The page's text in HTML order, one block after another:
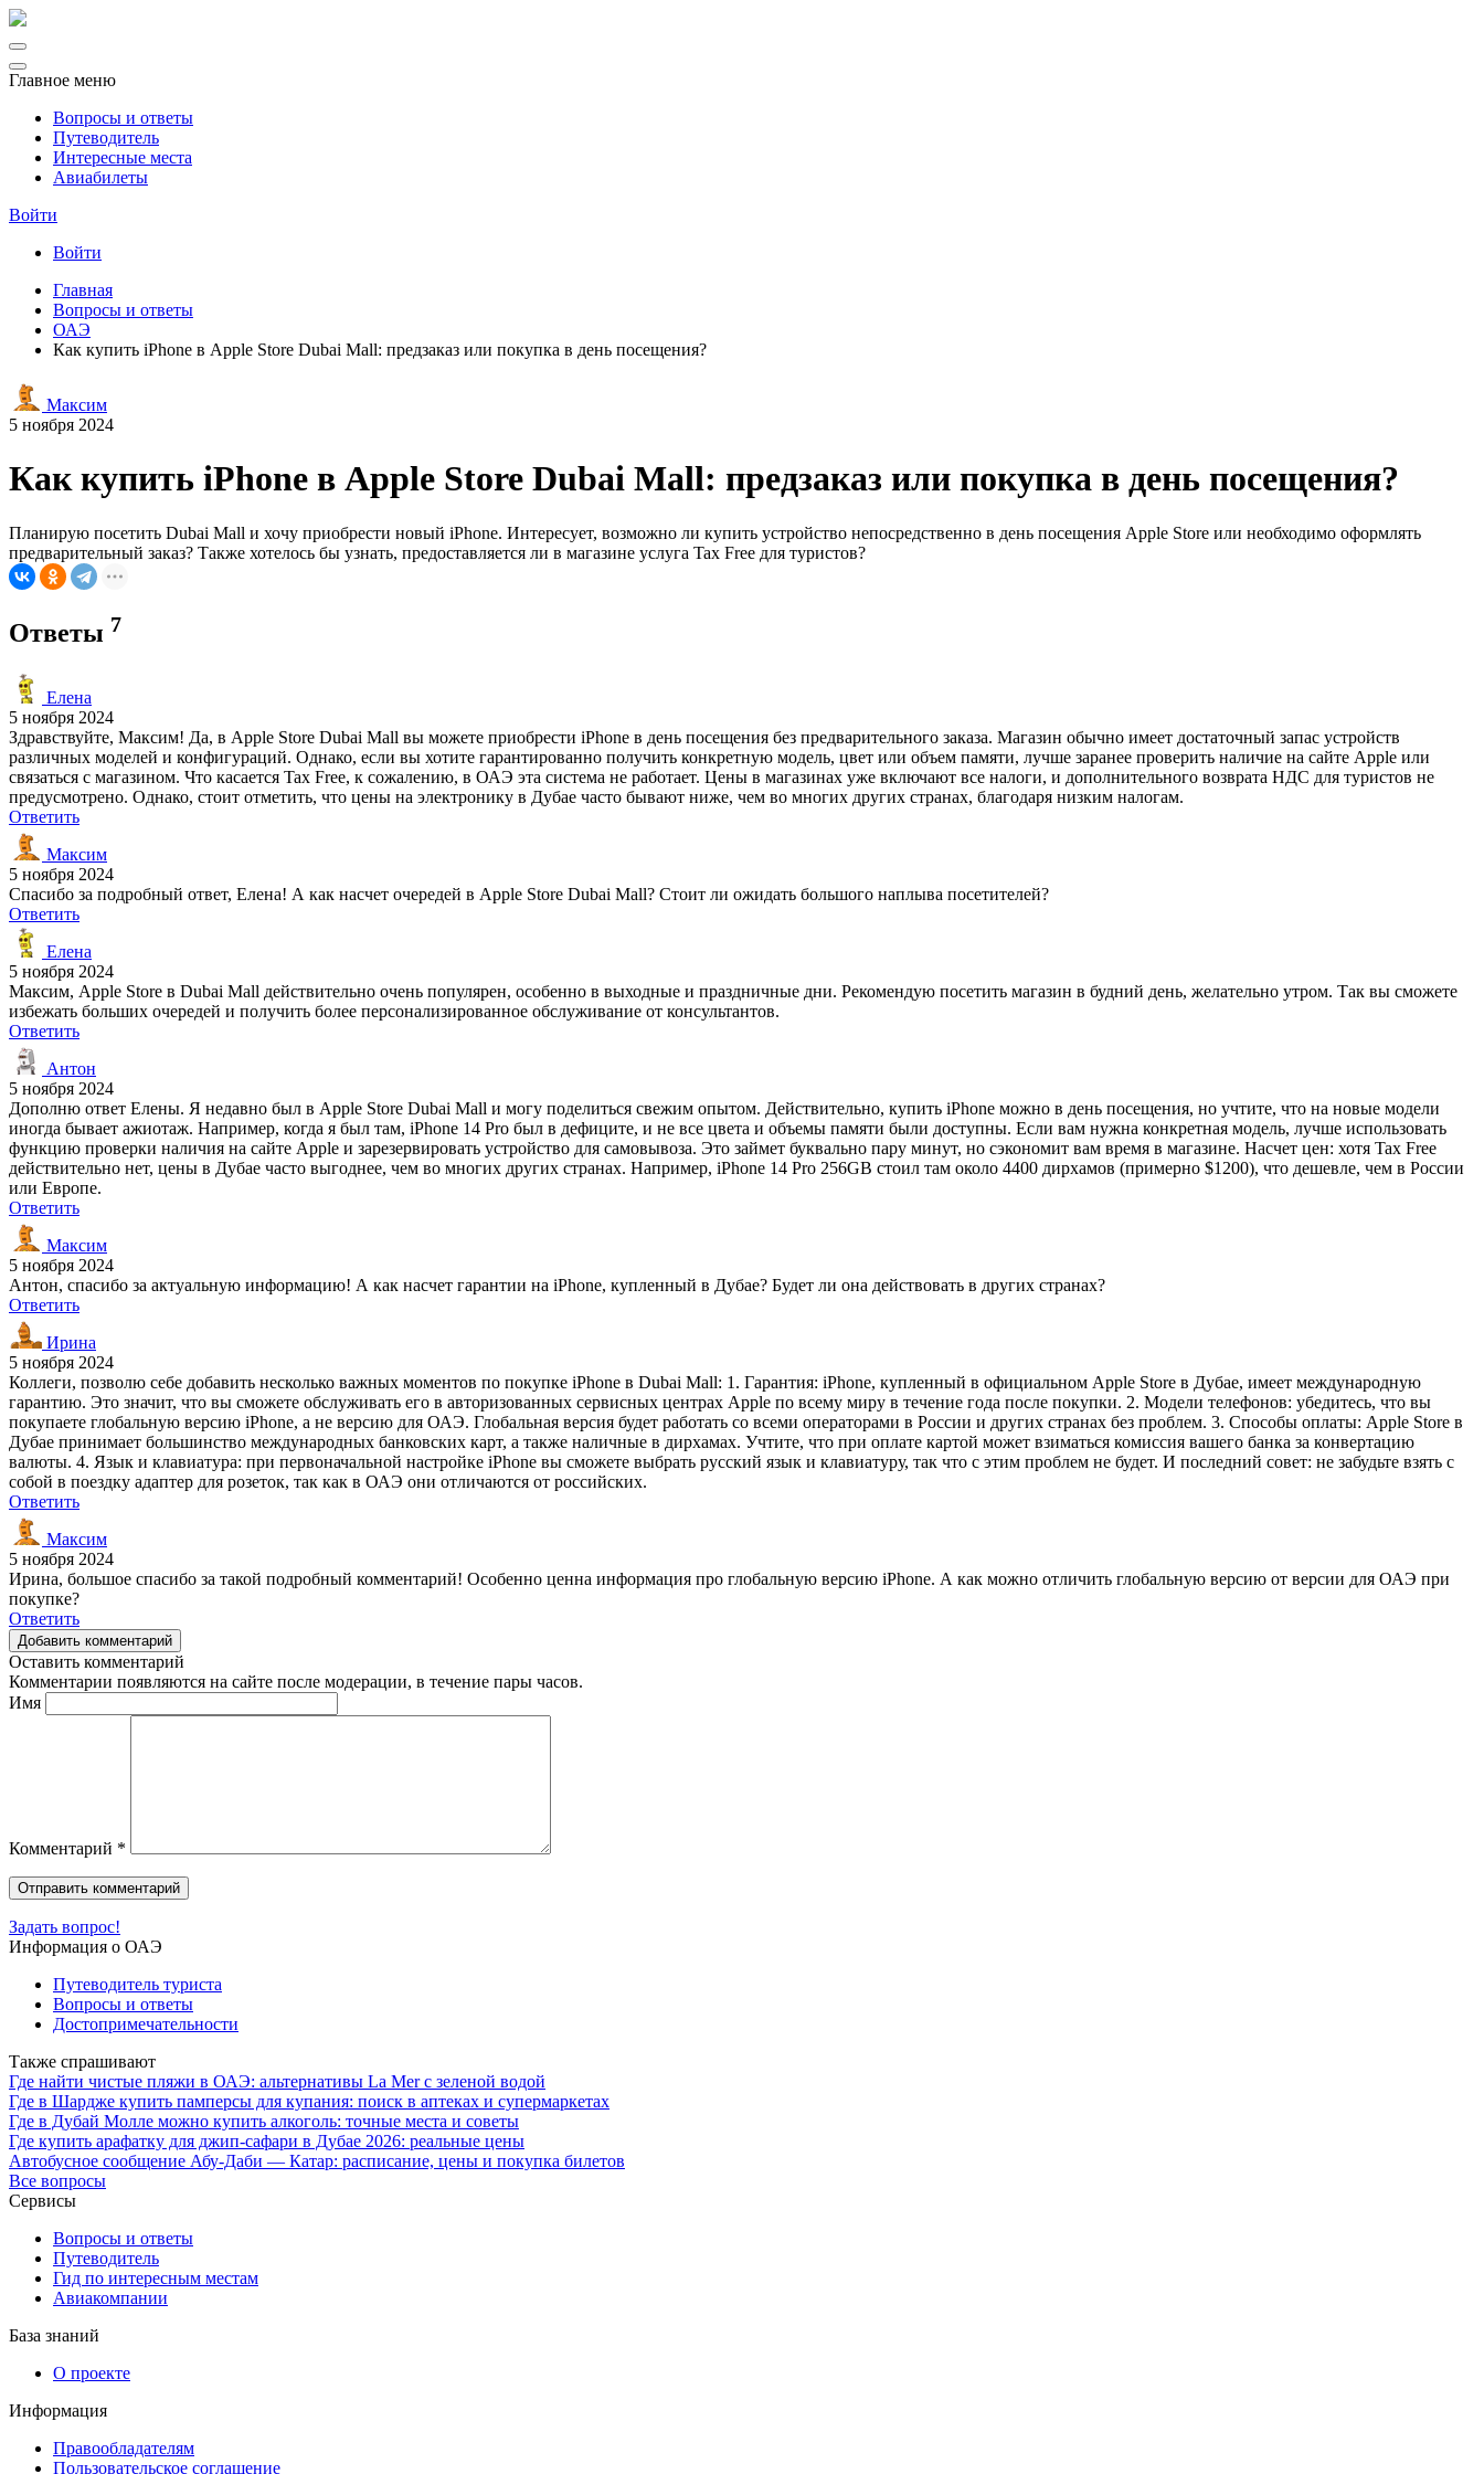
Главное меню
Вопросы и ответы
Путеводитель
Интересные места
Авиабилеты
Войти
Войти
Главная
Вопросы и ответы
ОАЭ
Как купить iPhone в Apple Store Dubai Mall: предзаказ или покупка в день посещения?
Максим
5 ноября 2024
Как купить iPhone в Apple Store Dubai Mall: предзаказ или покупка в день посещения?
Планирую посетить Dubai Mall и хочу приобрести новый iPhone. Интересует, возможно ли купить устройство непосредственно в день посещения Apple Store или необходимо оформлять
предварительный заказ? Также хотелось бы узнать, предоставляется ли в магазине услуга Tax Free для туристов?
Ответы 7
Елена
5 ноября 2024
Здравствуйте, Максим! Да, в Apple Store Dubai Mall вы можете приобрести iPhone в день посещения без предварительного заказа. Магазин обычно имеет достаточный запас устройств
различных моделей и конфигураций. Однако, если вы хотите гарантированно получить конкретную модель, цвет или объем памяти, лучше заранее проверить наличие на сайте Apple или
связаться с магазином. Что касается Tax Free, к сожалению, в ОАЭ эта система не работает. Цены в магазинах уже включают все налоги, и дополнительного возврата НДС для туристов не
предусмотрено. Однако, стоит отметить, что цены на электронику в Дубае часто бывают ниже, чем во многих других странах, благодаря низким налогам.
Ответить
Максим
5 ноября 2024
Спасибо за подробный ответ, Елена! А как насчет очередей в Apple Store Dubai Mall? Стоит ли ожидать большого наплыва посетителей?
Ответить
Елена
5 ноября 2024
Максим, Apple Store в Dubai Mall действительно очень популярен, особенно в выходные и праздничные дни. Рекомендую посетить магазин в будний день, желательно утром. Так вы сможете
избежать больших очередей и получить более персонализированное обслуживание от консультантов.
Ответить
Антон
5 ноября 2024
Дополню ответ Елены. Я недавно был в Apple Store Dubai Mall и могу поделиться свежим опытом. Действительно, купить iPhone можно в день посещения, но учтите, что на новые модели
иногда бывает ажиотаж. Например, когда я был там, iPhone 14 Pro был в дефиците, и не все цвета и объемы памяти были доступны. Если вам нужна конкретная модель, лучше использовать
функцию проверки наличия на сайте Apple и зарезервировать устройство для самовывоза. Это займет буквально пару минут, но сэкономит вам время в магазине. Насчет цен: хотя Tax Free
действительно нет, цены в Дубае часто выгоднее, чем во многих других странах. Например, iPhone 14 Pro 256GB стоил там около 4400 дирхамов (примерно $1200), что дешевле, чем в России
или Европе.
Ответить
Максим
5 ноября 2024
Антон, спасибо за актуальную информацию! А как насчет гарантии на iPhone, купленный в Дубае? Будет ли она действовать в других странах?
Ответить
Ирина
5 ноября 2024
Коллеги, позволю себе добавить несколько важных моментов по покупке iPhone в Dubai Mall: 1. Гарантия: iPhone, купленный в официальном Apple Store в Дубае, имеет международную
гарантию. Это значит, что вы сможете обслуживать его в авторизованных сервисных центрах Apple по всему миру в течение года после покупки. 2. Модели телефонов: убедитесь, что вы
покупаете глобальную версию iPhone, а не версию для ОАЭ. Глобальная версия будет работать со всеми операторами в России и других странах без проблем. 3. Способы оплаты: Apple Store в
Дубае принимает большинство международных банковских карт, а также наличные в дирхамах. Учтите, что при оплате картой может взиматься комиссия вашего банка за конвертацию
валюты. 4. Язык и клавиатура: при первоначальной настройке iPhone вы сможете выбрать русский язык и клавиатуру, так что с этим проблем не будет. И последний совет: не забудьте взять с
собой в поездку адаптер для розеток, так как в ОАЭ они отличаются от российских.
Ответить
Максим
5 ноября 2024
Ирина, большое спасибо за такой подробный комментарий! Особенно ценна информация про глобальную версию iPhone. А как можно отличить глобальную версию от версии для ОАЭ при
покупке?
Ответить
Добавить комментарий
Оставить комментарий
Комментарии появляются на сайте после модерации, в течение пары часов.
Имя
Комментарий *
Задать вопрос!
Информация о ОАЭ
Путеводитель туриста
Вопросы и ответы
Достопримечательности
Также спрашивают
Где найти чистые пляжи в ОАЭ: альтернативы La Mer с зеленой водой
Где в Шардже купить памперсы для купания: поиск в аптеках и супермаркетах
Где в Дубай Молле можно купить алкоголь: точные места и советы
Где купить арафатку для джип-сафари в Дубае 2026: реальные цены
Автобусное сообщение Абу-Даби — Катар: расписание, цены и покупка билетов
Все вопросы
Сервисы
Вопросы и ответы
Путеводитель
Гид по интересным местам
Авиакомпании
База знаний
О проекте
Информация
Правообладателям
Пользовательское соглашение